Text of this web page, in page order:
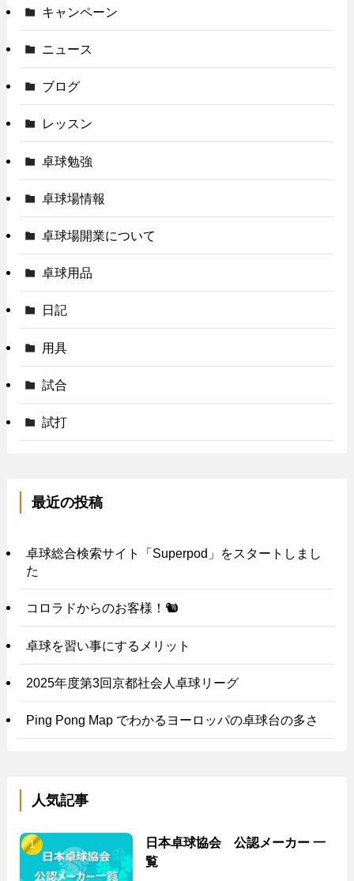
キャンペーン
ニュース
ブログ
レッスン
卓球勉強
卓球場情報
卓球場開業について
卓球用品
日記
用具
試合
試打
最近の投稿
卓球総合検索サイト「Superpod」をスタートしまし
た
コロラドからのお客様！🐿️
卓球を習い事にするメリット
2025年度第3回京都社会人卓球リーグ
Ping Pong Map でわかるヨーロッパの卓球台の多さ
人気記事
日本卓球協会 公認メーカー 一
覧